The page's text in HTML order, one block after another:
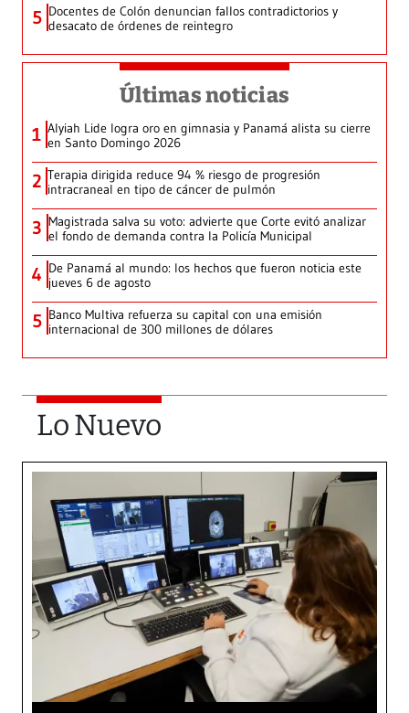
5 Docentes de Colón denuncian fallos contradictorios y
desacato de órdenes de reintegro
Últimas noticias
1 Alyiah Lide logra oro en gimnasia y Panamá alista su cierre
en Santo Domingo 2026
2 Terapia dirigida reduce 94 % riesgo de progresión
intracraneal en tipo de cáncer de pulmón
3 Magistrada salva su voto: advierte que Corte evitó analizar
el fondo de demanda contra la Policía Municipal
4 De Panamá al mundo: los hechos que fueron noticia este
jueves 6 de agosto
5 Banco Multiva refuerza su capital con una emisión
internacional de 300 millones de dólares
Lo Nuevo